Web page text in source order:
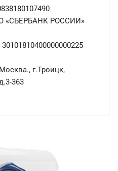
«СБЕРБАНК РОССИИ»
30101810400000000225
г.Троицк,
363